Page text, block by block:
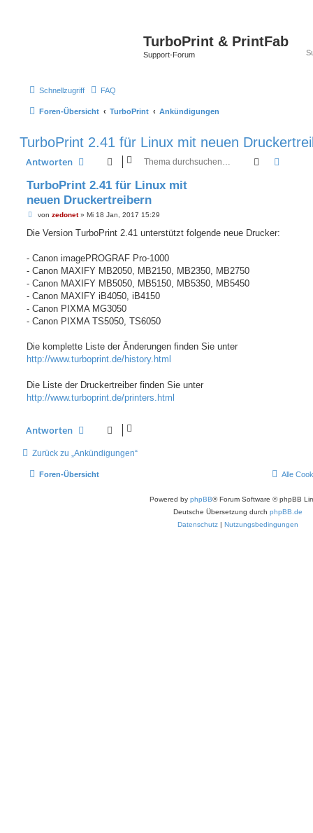
TurboPrint & PrintFab
Support-Forum
Schnellzugriff FAQ
Foren-Übersicht TurboPrint Ankündigungen
TurboPrint 2.41 für Linux mit neuen
Antworten Suche
TurboPrint 2.41 für Linux mit
neuen Druckertreibern
B
i
a
von zedonet» Mi 18 Jan, 2017 15:29
Die Version TurboPrint 2.41 unterstützt folgende neue Drucker:
- Canon imagePROGRAF Pro-1000
- Canon MAXIFY MB2050, MB2150, MB2350, MB2750
- Canon MAXIFY MB5050, MB5150, MB5350, MB5450
- Canon MAXIFY iB4050, iB4150
- Canon PIXMA MG3050
- Canon PIXMA TS5050, TS6050
Die komplette Liste der Änderungen finden Sie unter
http://www.turboprint.de/history.html
Die Liste der Druckertreiber finden Sie unter
http://www.turboprint.de/printers.html
Antworten
Zurück zu „Ankündigungen“
Foren-Übersicht Alle
Powered by phpBB® Forum Software © phpBB
Deutsche Übersetzung durch phpBB.de
Datenschutz | Nutzungsbedingungen